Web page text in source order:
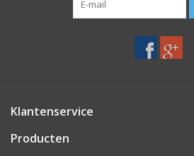
Klantenservice
Producten